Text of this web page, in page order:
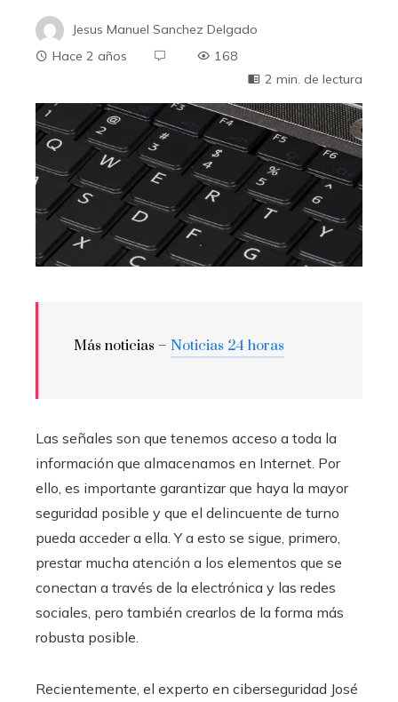
Jesus Manuel Sanchez Delgado
Hace 2 años
168
2 min. de lectura
Más noticias – Noticias 24 horas
Las señales son que tenemos acceso a toda la
información que almacenamos en Internet. Por
ello, es importante garantizar que haya la mayor
seguridad posible y que el delincuente de turno
pueda acceder a ella. Y a esto se sigue, primero,
prestar mucha atención a los elementos que se
conectan a través de la electrónica y las redes
sociales, pero también crearlos de la forma más
robusta posible.
Recientemente, el experto en ciberseguridad José